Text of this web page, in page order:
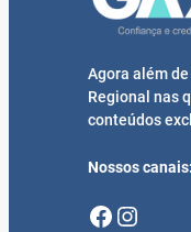
Agora além
Regional nas
conteúdos
Nossos canais:
Facebook Instagram